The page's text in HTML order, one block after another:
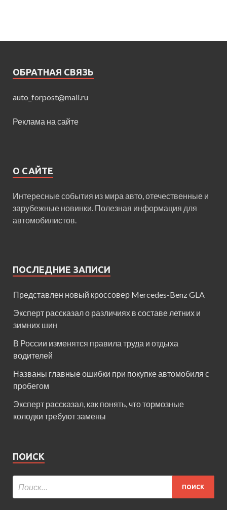
ОБРАТНАЯ СВЯЗЬ
auto_forpost@mail.ru
Реклама на сайте
О САЙТЕ
Интересные события из мира авто, отечественные и
зарубежные новинки. Полезная информация для
автомобилистов.
ПОСЛЕДНИЕ ЗАПИСИ
Представлен новый кроссовер Mercedes-Benz GLA
Эксперт рассказал о различиях в составе летних и
зимних шин
В России изменятся правила труда и отдыха
водителей
Названы главные ошибки при покупке автомобиля с
пробегом
Эксперт рассказал, как понять, что тормозные
колодки требуют замены
ПОИСК